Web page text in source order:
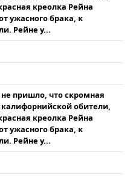
креолка Рейна
ужасного брака, к
Рейне у...
пришло, что скромная
обители,
креолка Рейна
ужасного брака, к
Рейне у...